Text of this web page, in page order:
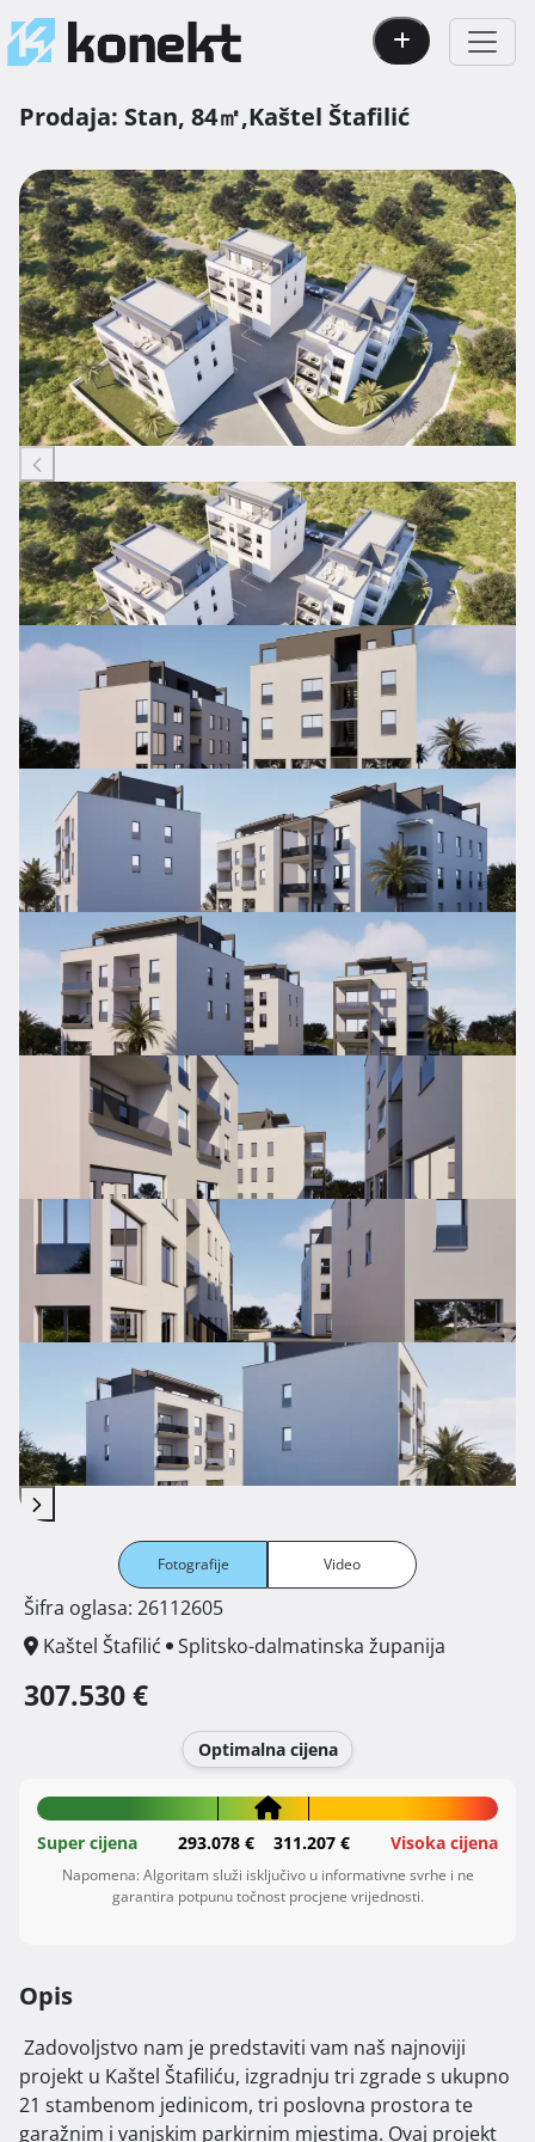
Prodaja: Stan, 84㎡,Kaštel Štafilić
Fotografije Video
Šifra oglasa: 26112605
Kaštel Štafilić
Splitsko-dalmatinska županija
307.530 €
Optimalna cijena
Super cijena 293.078 € 311.207 € Visoka cijena
Napomena: Algoritam služi isključivo u informativne svrhe i ne
garantira potpunu točnost procjene vrijednosti.
Opis
projekt u Kaštel Štafiliću, izgradnju tri zgrade s ukupno
21 stambenom jedinicom, tri poslovna prostora te
garažnim i vanjskim parkirnim mjestima. Ovaj projekt